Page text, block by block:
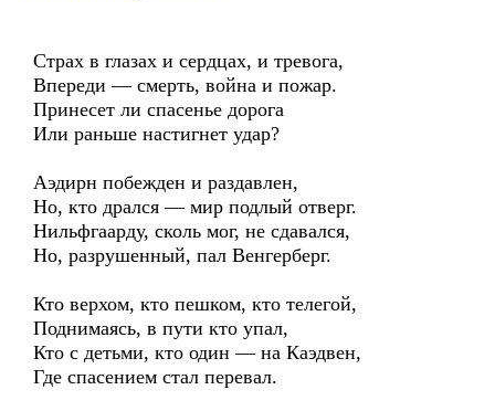
Страх в глазах и сердцах, и тревога,
Впереди — смерть, война и пожар.
Принесет ли спасенье дорога
Или раньше настигнет удар?
Аэдирн побежден и раздавлен,
Но, кто дрался — мир подлый отверг.
Нильфгаарду, сколь мог, не сдавался,
Но, разрушенный, пал Венгерберг.
Кто верхом, кто пешком, кто телегой,
Поднимаясь, в пути кто упал,
Кто с детьми, кто один — на Каэдвен,
Где спасением стал перевал.